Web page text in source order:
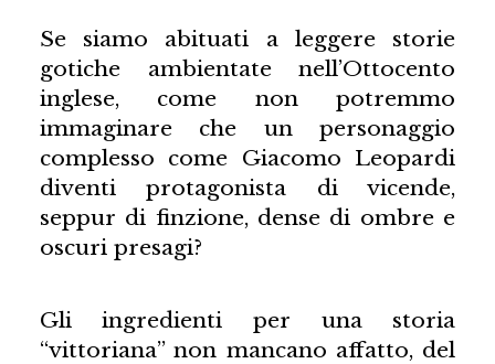
Se siamo abituati a leggere storie
gotiche ambientate nell’Ottocento
inglese, come non potremmo
immaginare che un personaggio
complesso come Giacomo Leopardi
diventi protagonista di vicende,
seppur di finzione, dense di ombre e
oscuri presagi?
Gli ingredienti per una storia
“vittoriana” non mancano affatto, del